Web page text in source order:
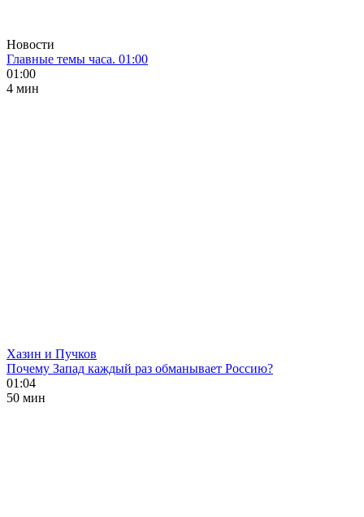
Новости
Главные темы часа. 01:00
01:00
4 мин
Хазин и Пучков
Почему Запад каждый раз обманывает Россию?
01:04
50 мин